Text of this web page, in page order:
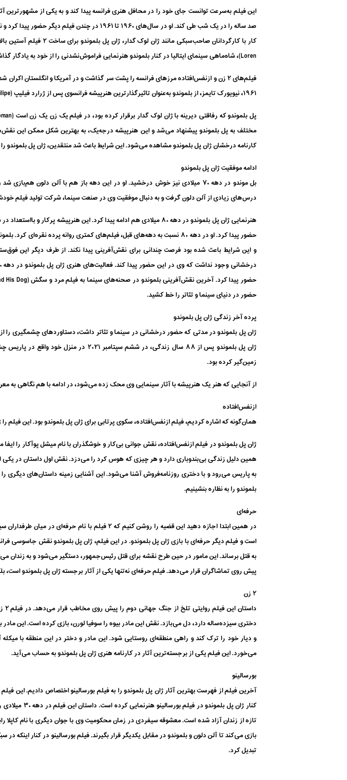
این فیلم به‌سرعت توانست جای خود را در محافل هنری فرانسه پیدا کند و به یکی از مشهورترین
صد ساله را در یک شب طی کند. او در سال‌های ۱۹۶۰ تا
Loren)، شاه‌ماهی سینمای ایتالیا در کنار بلموندو هنرنمایی‌ فراموش‌نشدنی را از خود به یادگار گذاشت.
فیلم‌های ۲ زن و ازنفس‌افتاده مرزهای فرانسه را پشت سر گذاشت و در آمریکا و انگلستان
۱۹۶۱، نیویورک تایمز، از بلموندو به‌عنوان تاثیرگذارترین هنرپیشه فرانسوی پس از ژرارد فیلیپ (Gerard Philipe)، نام برد.
مختلف به پل بلموندو پیشنهاد می‌شد و این هنرپیشه درجه‌یک، به بهترین شکل ممکن این
کارنامه درخشان ژان پل بلموندو مشاهده می‌شود. این شرایط باعث شد منتقدین، ژان پل بلموندو
ادامه موفقیت ژان پل بلموندو
درس‌های زیادی از آلن دلون گرفت و به دنبال موفقیت وی در صنعت سینما، شرکت تولید فیلم
و این شرایط باعث شده بود فرصت چندانی برای نقش‌آفرینی پیدا نکند. از طرف دیگر این
حضور در دنیای سینما و تئاتر را خط کشید.
پرده آخر زندگی ژان پل بلموندو
ژان پل بلموندو در مدتی که حضور درخشانی در سینما و تئاتر داشت، دستاوردهای چشمگیری را
زمین‌گیر کرده بود.
از آنجایی که هنر یک هنرپیشه با آثار سینمایی وی محک زده می‌شود، در ادامه با هم نگاهی به
ازنفس‌افتاده
همان‌گونه که اشاره کردیم، فیلم ازنفس‌افتاده، سکوی پرتابی برای‌ ژان پل بلموندو بود. این
ژان پل بلموندو در فیلم ازنفس‌افتاده، نقش جوانی بی‌کار و خوشگذران با نام میشل پوآکار را
همین دلیل زندگی بی‌بندوباری دارد و هر چیزی که هوس کرد را می‌دزد. نقش‌ اول داستان در
به پاریس می‌رود و با دختری روزنامه‌فروش آشنا می‌شود. این آشنایی زمینه داستان‌های دیگری را
بلموندو را به نظاره بنشینیم.
حرفه‌ای
در همین ابتدا اجازه دهید این قضیه را روشن کنیم که ۲
است و فیلم دیگر حرفه‌ای با بازی ژان پل بلموندو. در این فیلم، ژان پل بلموندو نقش جاسوسی
به قتل برساند. این مامور در حین طرح نقشه برای قتل رئیس‌جمهور، دستگیر می‌شود و به زندان
پیش روی تماشاگران قرار می‌دهد. فیلم حرفه‌ای نه‌تنها یکی از آثار برجسته ژان پل بلموندو است،
۲ زن
دختری سیزده‌ساله دارد، دل می‌بازد. نقش این مادر بیوه را سوفیا لورن، بازی کرده است. این
می‌خورد. این فیلم یکی از برجسته‌ترین آثار در کارنامه هنری ژان پل بلموندو به حساب می‌آید.
بورسالینو
آخرین فیلم از فهرست بهترین آثار ژان پل بلموندو را به فیلم بورسالینو اختصاص دادیم. این
کنار ژان پل
تازه از زندان آزاد شده است. معشوقه سیفردی در زمان محکومیت وی با جوان دیگری با نام
بازی می‌کند تا آلن دلون و بلموندو در مقابل یکدیگر قرار بگیرند. فیلم بورسالینو در کنار
تبدیل کرد.